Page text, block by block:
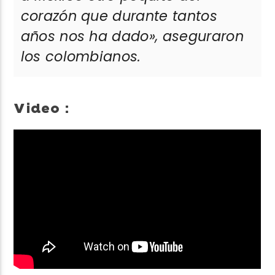
corazón que durante tantos
años nos ha dado», aseguraron
los colombianos.
Video :